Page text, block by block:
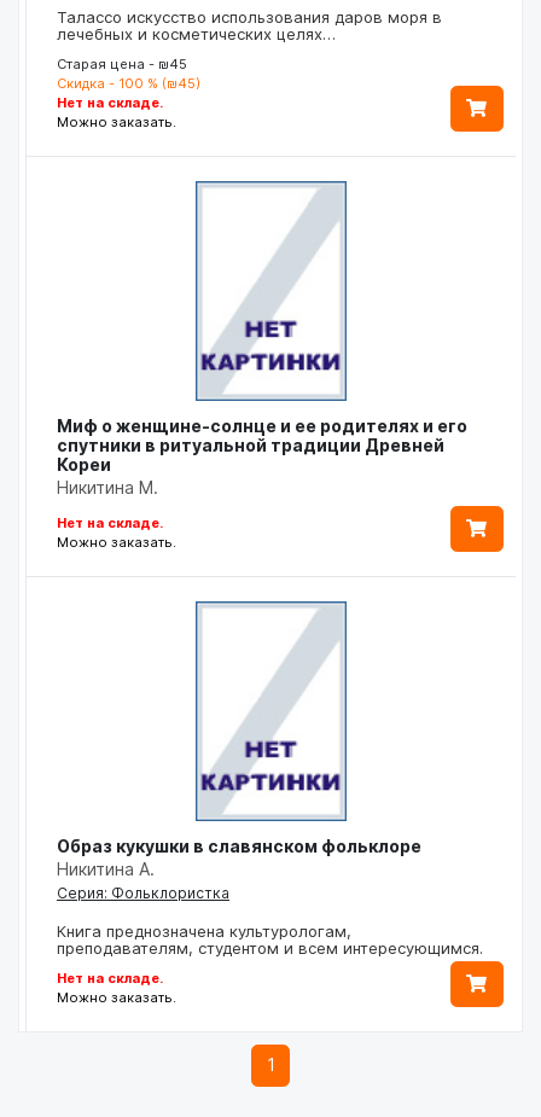
Талассо искусство использования даров моря в
лечебных и косметических целях…
Старая цена - ₪45
Скидка - 100 % (₪45)
Нет на складе.
Можно заказать.
Миф о женщине-солнце и ее родителях и его
спутники в ритуальной традиции Древней
Кореи
Никитина М.
Нет на складе.
Можно заказать.
Образ кукушки в славянском фольклоре
Никитина А.
Серия: Фольклористка
Книга преднозначена культурологам,
преподавателям, студентом и всем интересующимся.
Нет на складе.
Можно заказать.
1